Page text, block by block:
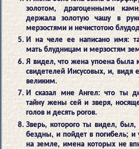
золотом, драгоценными
держала золотую чашу в
мерзостями и нечистотою
И на челе ее написано имя:
мать блудницам и мерзостям
Я видел, что жена упоена была
свидетелей Иисусовых, и, видя
великим.
И сказал мне Ангел: что ты
тайну жены сей и зверя,
голов и десять рогов.
Зверь, которого ты видел,
бездны, и пойдет в погибель; и
на земле, имена которых не